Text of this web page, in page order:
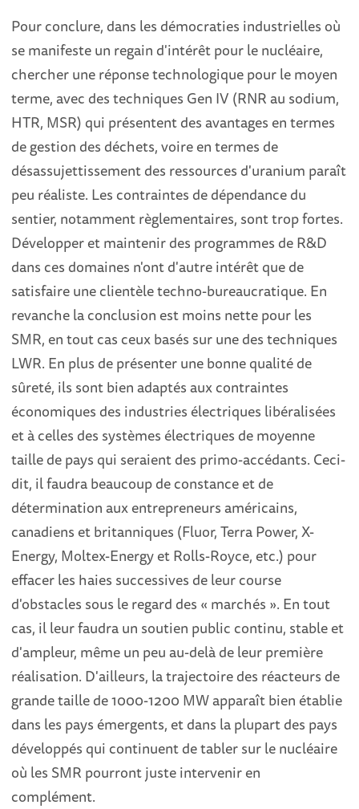
Pour conclure, dans les démocraties industrielles où
se manifeste un regain d'intérêt pour le nucléaire,
chercher une réponse technologique pour le moyen
terme, avec des techniques Gen IV (RNR au sodium,
HTR, MSR) qui présentent des avantages en termes
de gestion des déchets, voire en termes de
désassujettissement des ressources d'uranium paraît
peu réaliste. Les contraintes de dépendance du
sentier, notamment règlementaires, sont trop fortes.
Développer et maintenir des programmes de R&D
dans ces domaines n'ont d'autre intérêt que de
satisfaire une clientèle techno-bureaucratique. En
revanche la conclusion est moins nette pour les
SMR, en tout cas ceux basés sur une des techniques
LWR. En plus de présenter une bonne qualité de
sûreté, ils sont bien adaptés aux contraintes
économiques des industries électriques libéralisées
et à celles des systèmes électriques de moyenne
taille de pays qui seraient des primo-accédants. Ceci-
dit, il faudra beaucoup de constance et de
détermination aux entrepreneurs américains,
canadiens et britanniques (Fluor, Terra Power, X-
Energy, Moltex-Energy et Rolls-Royce, etc.) pour
effacer les haies successives de leur course
d'obstacles sous le regard des « marchés ». En tout
cas, il leur faudra un soutien public continu, stable et
d'ampleur, même un peu au-delà de leur première
réalisation. D'ailleurs, la trajectoire des réacteurs de
grande taille de 1000-1200 MW apparaît bien établie
dans les pays émergents, et dans la plupart des pays
développés qui continuent de tabler sur le nucléaire
où les SMR pourront juste intervenir en
complément.